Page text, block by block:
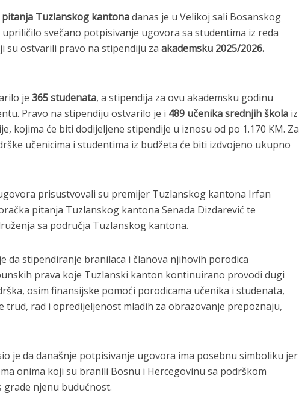
Tuzlanskog kantonadanas je u Velikoj sali Bosanskog
svečano potpisivanje ugovora sa studentima iz reda
su ostvarili pravo na stipendiju za akademsku 2025/2026.
je 365 studenata, a stipendija za ovu akademsku godinu
Pravo na stipendiju ostvarilo je i 489 učenika srednjih škola iz
kojima će biti dodijeljene stipendije u iznosu od po 1.170 KM. Za
učenicima i studentima iz budžeta će biti izdvojeno ukupno
prisustvovali su premijer Tuzlanskog kantona Irfan
pitanja Tuzlanskog kantona Senada Dizdarević te
sa područja Tuzlanskog kantona.
da stipendiranje branilaca i članova njihovih porodica
prava koje Tuzlanski kanton kontinuirano provodi dugi
osim finansijske pomoći porodicama učenika i studenata,
trud, rad i opredijeljenost mladih za obrazovanje prepoznaju,
je da današnje potpisivanje ugovora ima posebnu simboliku jer
onima koji su branili Bosnu i Hercegovinu sa podrškom
grade njenu budućnost.